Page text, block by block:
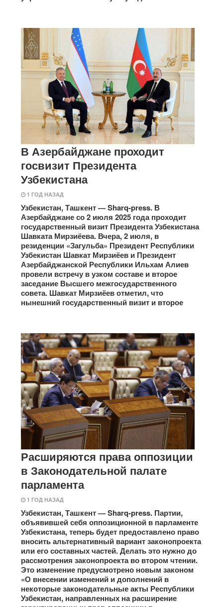
В Азербайджане проходит
госвизит Президента
Узбекистана
1 ГОД НАЗАД
Узбекистан, Ташкент — Sharq-press. В
Азербайджане со 2 июля 2025 года проходит
государственный визит Президента Узбекистана
Шавката Мирзиёева. Вчера, 2 июля, в
резиденции «Загульба» Президент Республики
Узбекистан Шавкат Мирзиёев и Президент
Азербайджанской Республики Ильхам Алиев
провели встречу в узком составе и второе
заседание Высшего межгосударственного
совета. Шавкат Мирзиёев отметил, что
нынешний государственный визит и второе
Расширяются права оппозиции
в Законодательной палате
парламента
1 ГОД НАЗАД
Узбекистан, Ташкент — Sharq-press. Партии,
объявившей себя оппозиционной в парламенте
Узбекистана, теперь будет предоставлено право
вносить альтернативный вариант законопроекта
или его составных частей. Делать это нужно до
рассмотрения законопроекта во втором чтении.
Это изменение предусмотрено новым законом
«О внесении изменений и дополнений в
некоторые законодательные акты Республики
Узбекистан, направленных на расширение